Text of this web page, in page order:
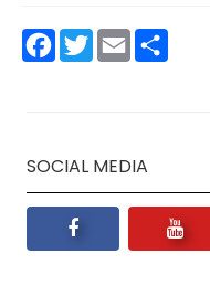
Facebook
Twitter
Email
SOCIAL MEDIA